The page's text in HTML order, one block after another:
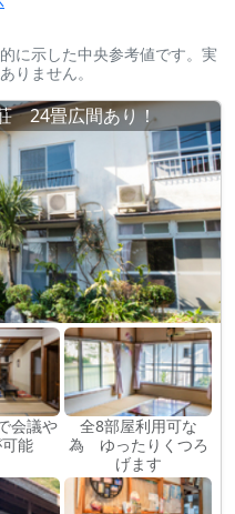
に示した中央参考値です。実
りません。
24畳広間あり！
会議や
能
全8部屋利用可な
為 ゆったりくつろ
げます